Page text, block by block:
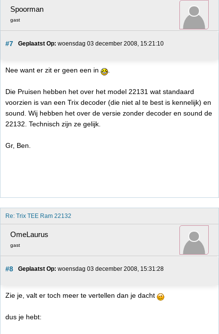
Spoorman
gast
#7 Geplaatst Op: woensdag 03 december 2008, 15:21:10
Nee want er zit er geen een in .
Die Pruisen hebben het over het model 22131 wat standaard
voorzien is van een Trix decoder (die niet al te best is kennelijk) en
sound. Wij hebben het over de versie zonder decoder en sound de
22132. Technisch zijn ze gelijk.
Gr, Ben.
Re: Trix TEE Ram 22132
OmeLaurus
gast
#8 Geplaatst Op: woensdag 03 december 2008, 15:31:28
Zie je, valt er toch meer te vertellen dan je dacht
dus je hebt: